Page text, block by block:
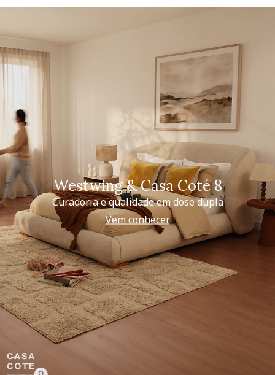
Westwing & Casa Coté 8
Curadoria e qualidade em dose dupla
Vem conhecer